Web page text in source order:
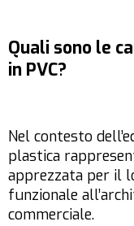
Quali sono le
in PVC?
Nel contesto
plastica
apprezzata per il
funzionale
commerciale.